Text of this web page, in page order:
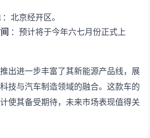
：北京经开区。
：预计将于今年六七月份正式上
出进一步丰富了其新能源产品线，展
技与汽车制造领域的融合。这款车的
使其备受期待，未来市场表现值得关